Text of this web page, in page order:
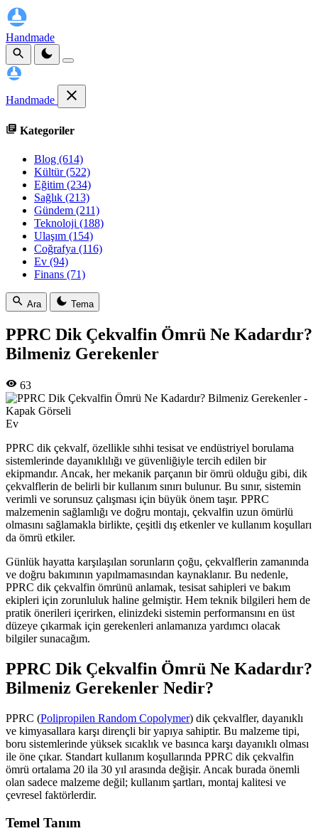
Handmade
Handmade
Kategoriler
Blog (614)
Kültür(522)
Eğitim (234)
Sağlık (213)
Gündem (211)
Teknoloji (188)
Ulaşım (154)
Coğrafya (116)
Ev (94)
Finans (71)
Ara Tema
PPRC Dik Çekvalfin Ömrü Ne Kadardır?
Bilmeniz Gerekenler
63
Ev
PPRC dik çekvalf, özellikle sıhhi tesisat ve endüstriyel borulama
sistemlerinde dayanıklılığı ve güvenliğiyle tercih edilen bir
ekipmandır. Ancak, her mekanik parçanın bir ömrü olduğu gibi, dik
çekvalflerin de belirli bir kullanım sınırı bulunur. Bu sınır, sistemin
verimli ve sorunsuz çalışması için büyük önem taşır. PPRC
malzemenin sağlamlığı ve doğru montajı, çekvalfin uzun ömürlü
olmasını sağlamakla birlikte, çeşitli dış etkenler ve kullanım koşulları
da ömrü etkiler.
Günlük hayatta karşılaşılan sorunların çoğu, çekvalflerin zamanında
ve doğru bakımının yapılmamasından kaynaklanır. Bu nedenle,
PPRC dik çekvalfin ömrünü anlamak, tesisat sahipleri ve bakım
ekipleri için zorunluluk haline gelmiştir. Hem teknik bilgileri hem de
pratik önerileri içerirken, elinizdeki sistemin performansını en üst
düzeye çıkarmak için gerekenleri anlamanıza yardımcı olacak
bilgiler sunacağım.
PPRC Dik Çekvalfin Ömrü Ne Kadardır?
Bilmeniz Gerekenler Nedir?
PPRC (Polipropilen Random Copolymer) dik çekvalfler, dayanıklı
ve kimyasallara karşı dirençli bir yapıya sahiptir. Bu malzeme tipi,
boru sistemlerinde yüksek sıcaklık ve basınca karşı dayanıklı olması
ile öne çıkar. Standart kullanım koşullarında PPRC dik çekvalfin
ömrü ortalama 20 ila 30 yıl arasında değişir. Ancak burada önemli
olan sadece malzeme değil; kullanım şartları, montaj kalitesi ve
çevresel faktörlerdir.
Temel Tanım